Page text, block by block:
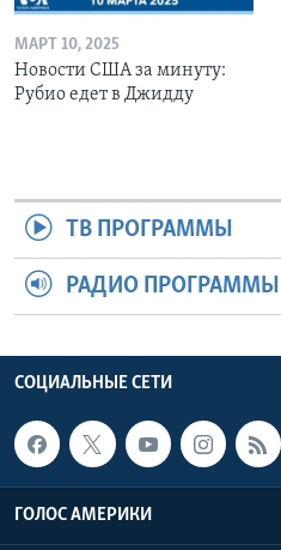
МАРТ 10, 2025
Новости США за минуту:
Рубио едет в Джидду
ТВ ПРОГРАММЫ
РАДИО ПРОГРАММЫ
СОЦИАЛЬНЫЕ СЕТИ
ГОЛОС АМЕРИКИ